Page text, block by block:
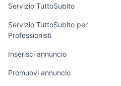
Informatica
Console e
persona
Servizio TuttoSubito
Servizio TuttoSubito per
Professionisti
Inserisci annuncio
Promuovi annuncio